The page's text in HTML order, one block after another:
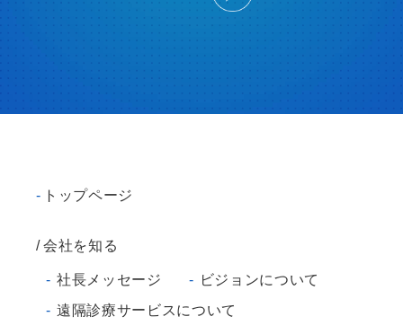
トップページ
会社を知る
社長メッセージ
ビジョンについて
遠隔診療サービスについて